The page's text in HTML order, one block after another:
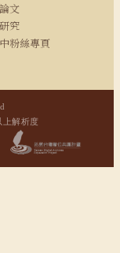
文
究
粉絲專頁
解析度